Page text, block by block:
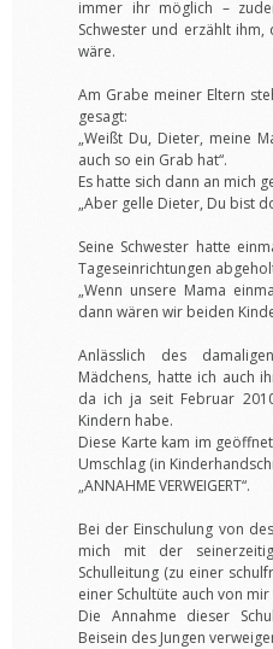
immer ihr möglich –
Schwester und erzählt ihm,
wäre.
Am Grabe meiner Eltern
gesagt:
„Weißt Du, Dieter, meine
auch so ein Grab hat“.
Es hatte sich dann an mich
„Aber gelle Dieter, Du bist
Seine Schwester hatte
Tageseinrichtungen
„Wenn unsere Mama
dann wären wir beiden
Anlässlich des
Mädchens, hatte ich auch
da ich ja seit Februar
Kindern habe.
Diese Karte kam im
Umschlag (in
„ANNAHME VERWEIGERT“.
Bei der Einschulung von
mich mit der
Schulleitung (zu einer
einer Schultüte auch von
Die Annahme dieser
Beisein des Jungen